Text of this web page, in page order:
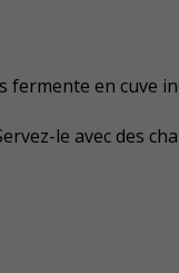
en cuve
le avec des